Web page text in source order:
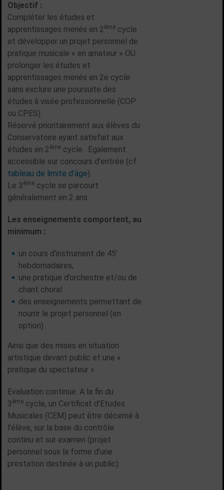
Objectif :
Compléter les études et
apprentissages menés en 2ème cycle
et développer un projet personnel de
pratique musicale « en amateur » OU
prolonger les études et
apprentissages menés en 2e cycle
sans exclure une poursuite des
études à visée professionnelle (COP
ou CPES).
Réservé prioritairement aux élèves du
Conservatoire ayant satisfait aux
études en 2ème cycle. Egalement
accessible sur concours d’entrée (cf.
tableau de limite d’âge).
Le 3 ème cycle se parcourt
généralement en 2 ans.
Les enseignements comportent, au
minimum :
un cours d’instrument de 45’
hebdomadaires,
une pratique d’orchestre et/ou de
chant choral
des enseignements permettant de
nourrir le projet personnel (en
option)
Ainsi que des mises en situation
artistique devant public et une «
pratique du spectateur »
Evaluation continue. A la fin du
3 ème cycle, un Certificat d’Etudes
Musicales (CEM) peut être décerné à
l’élève, sur la base du contrôle
continu et sur examen (projet
personnel sous la forme d’une
prestation destinée à un public).